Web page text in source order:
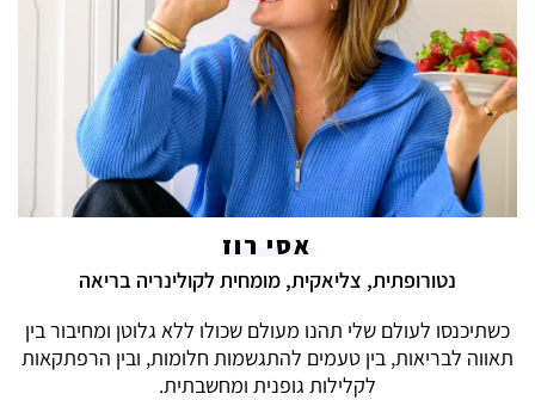
אסי רוז
נטורופתית, צליאקית, מומחית לקולינריה בריאה
כשתיכנסו לעולם שלי תהנו מעולם שכולו ללא גלוטן ומחיבור בין
תאווה לבריאות, בין טעמים להתגשמות חלומות, ובין הרפתקאות
לקלילות גופנית ומחשבתית.